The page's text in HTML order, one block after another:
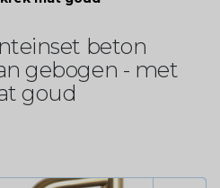
beton
gebogen - met
goud